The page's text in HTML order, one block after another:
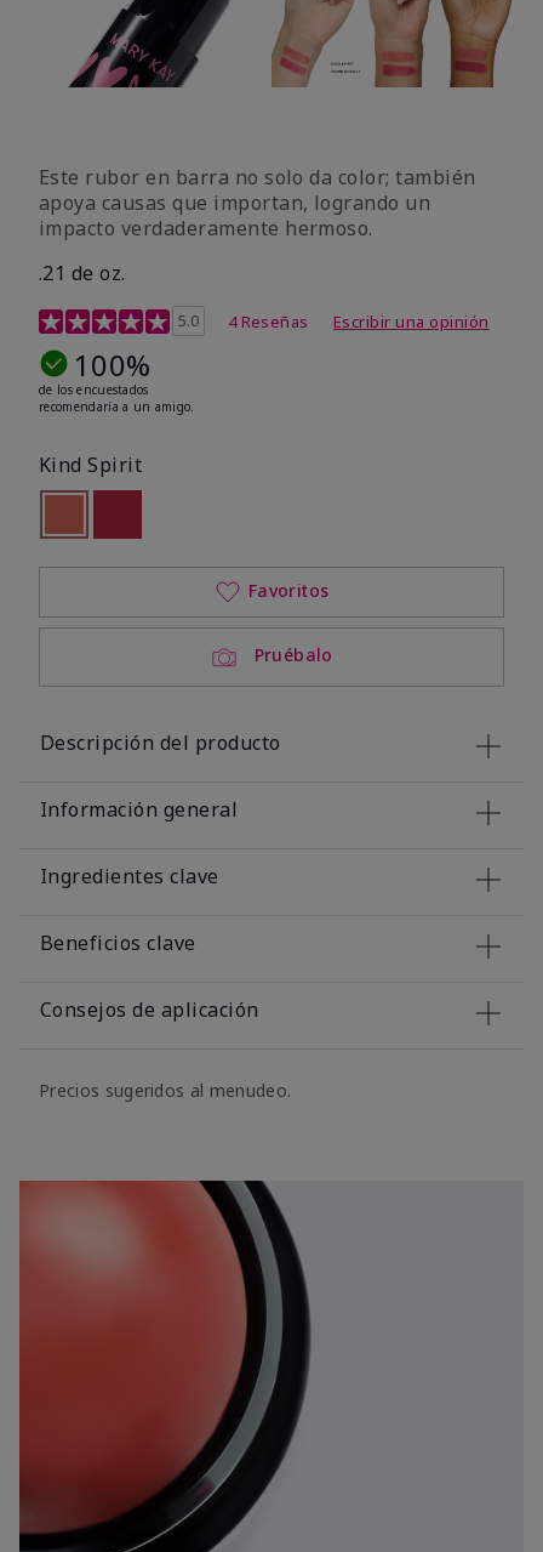
Este rubor en barra no solo da color; también
apoya causas que importan, logrando un
impacto verdaderamente hermoso.
.21 de oz.
Calificación de clientes de 3,1 de 5
5.0 4 Reseñas Escribir una opinión
100%
de los encuestados
recomendaría a un amigo.
Kind Spirit
seleccionado
Out of stock
Pruébalo
Favoritos
Descripción del producto
Información general
Ingredientes clave
Beneficios clave
Consejos de aplicación
Precios sugeridos al menudeo.